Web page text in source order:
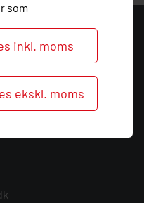
som
inkl. moms
ekskl. moms